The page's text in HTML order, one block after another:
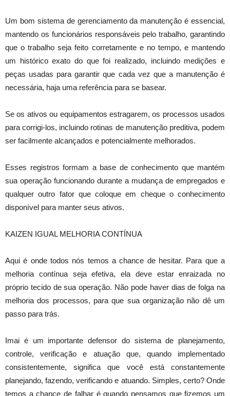
Um bom sistema de gerenciamento da manutenção é essencial,
mantendo os funcionários responsáveis ​​pelo trabalho, garantindo
que o trabalho seja feito corretamente e no tempo, e mantendo
um histórico exato do que foi realizado, incluindo medições e
peças usadas para garantir que cada vez que a manutenção é
necessária, haja uma referência para se basear.
Se os ativos ou equipamentos estragarem, os processos usados
​​para corrigi-los, incluindo rotinas de manutenção preditiva, podem
ser facilmente alcançados e potencialmente melhorados.
Esses registros formam a base de conhecimento que mantém
sua operação funcionando durante a mudança de empregados e
qualquer outro fator que coloque em cheque o conhecimento
disponível para manter seus ativos.
KAIZEN IGUAL MELHORIA CONTÍNUA
Aqui é onde todos nós temos a chance de hesitar. Para que a
melhoria contínua seja efetiva, ela deve estar enraizada no
próprio tecido de sua operação. Não pode haver dias de folga na
melhoria dos processos, para que sua organização não dê um
passo para trás.
Imai é um importante defensor do sistema de planejamento,
controle, verificação e atuação que, quando implementado
consistentemente, significa que você está constantemente
planejando, fazendo, verificando e atuando. Simples, certo? Onde
temos a chance de falhar é quando pensamos que fizemos um